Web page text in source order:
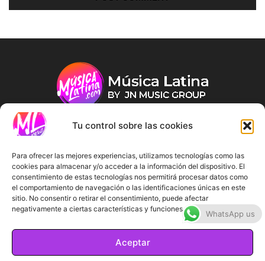
Tu control sobre las cookies
Para ofrecer las mejores experiencias, utilizamos tecnologías como las
cookies para almacenar y/o acceder a la información del dispositivo. El
consentimiento de estas tecnologías nos permitirá procesar datos como
el comportamiento de navegación o las identificaciones únicas en este
sitio. No consentir o retirar el consentimiento, puede afectar
negativamente a ciertas características y funciones.
Aceptar
FOLLOW US
WhatsApp us